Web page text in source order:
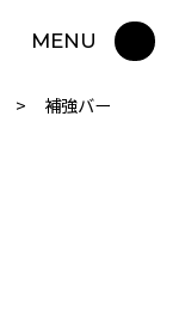
MENU
補強バー